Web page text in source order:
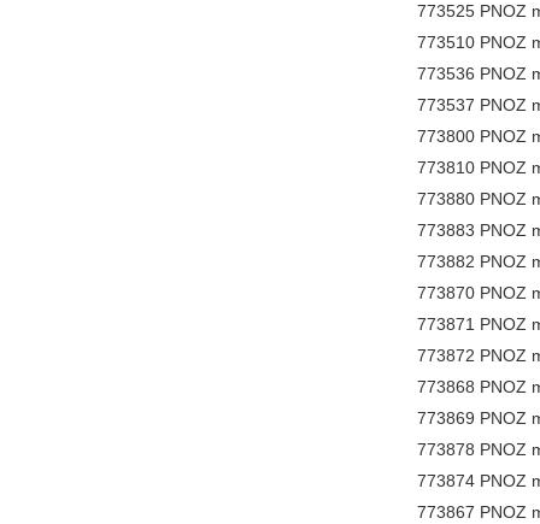
773525 PNOZ
773510 PNOZ
773536 PNOZ
773537 PNOZ
773800 PNOZ
773810 PNOZ
773880 PNOZ
773883 PNOZ
773882 PNOZ
773870 PNOZ
773871 PNOZ
773872 PNOZ
773868 PNOZ
773869 PNOZ
773878 PNOZ
773874 PNOZ
773867 PNOZ